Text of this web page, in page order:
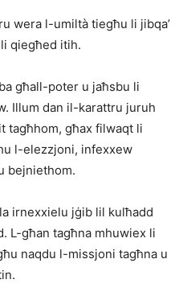
wera l-umiltà tiegħu li jibqa’
qiegħed itih.
għall-poter u jaħsbu li
Illum dan il-karattru juruh
tagħhom, għax filwaqt li
l-elezzjoni, infexxew
bejniethom.
irnexxielu jġib lil kulħadd
L-għan tagħna mhuwiex li
naqdu l-missjoni tagħna u